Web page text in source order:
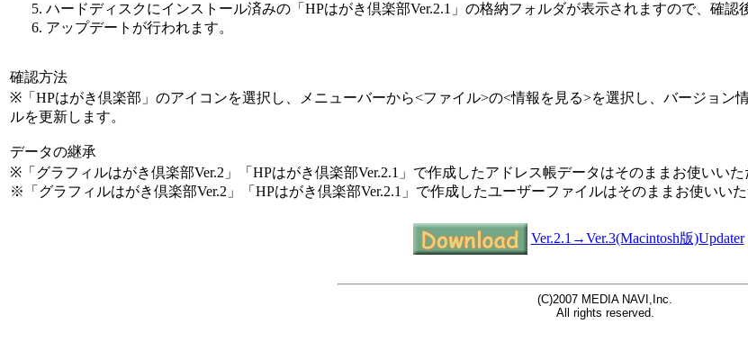
ハードディスクにインストール済みの「HPはがき倶楽部Ver.2.1」の格納フォルダが表示されますので、確認
アップデートが行われます。
確認方法
※「HPはがき倶楽部」のアイコンを選択し、メニューバーから<ファイル>の<情報を見る>を選択し、バージョン
ルを更新します。
データの継承
※「グラフィルはがき倶楽部Ver.2」「HPはがき倶楽部Ver.2.1」で作成したアドレス帳データはそのままお使いいた
※「グラフィルはがき倶楽部Ver.2」「HPはがき倶楽部Ver.2.1」で作成したユーザーファイルはそのままお使いいた
Ver.2.1→Ver.3(Macintosh版)Updater
(C)2007 MEDIA NAVI,Inc.
All rights reserved.